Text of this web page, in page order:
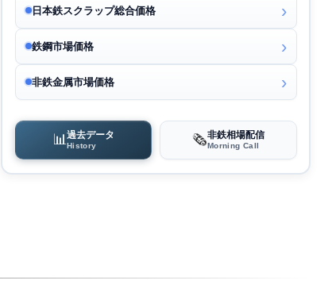
日本鉄スクラップ総合価格
鉄鋼市場価格
非鉄金属市場価格
📊 過去データ
History 🗞️非鉄相場配信
Morning Call